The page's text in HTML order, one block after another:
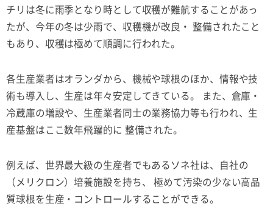
チリは冬に雨季となり時として収穫が難航することがあっ
たが、今年の冬は少雨で、収穫機が改良・ 整備されたこと
もあり、収穫は極めて順調に行われた。
各生産業者はオランダから、機械や球根のほか、情報や技
術も導入し、生産は年々安定してきている。 また、倉庫・
冷蔵庫の増設や、生産業者同士の業務協力等も行われ、生
産基盤はここ数年飛躍的に 整備された。
例えば、世界最大級の生産者でもあるソネ社は、自社の
（メリクロン）培養施設を持ち、 極めて汚染の少ない高品
質球根を生産・コントロールすることができる。